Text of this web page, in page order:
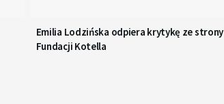
Emilia Lodzińska odpiera krytykę ze strony
Fundacji Kotella